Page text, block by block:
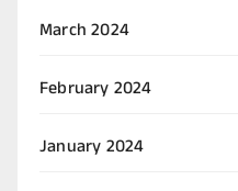
March 2024
February 2024
January 2024